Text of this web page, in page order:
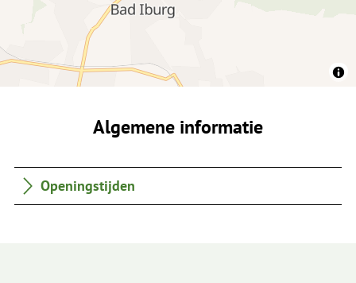
Algemene informatie
Openingstijden